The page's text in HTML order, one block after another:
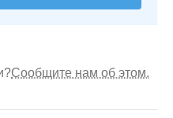
Сообщите нам об этом.